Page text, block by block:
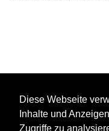
Diese Webseite
Inhalte und
Zugriffe zu